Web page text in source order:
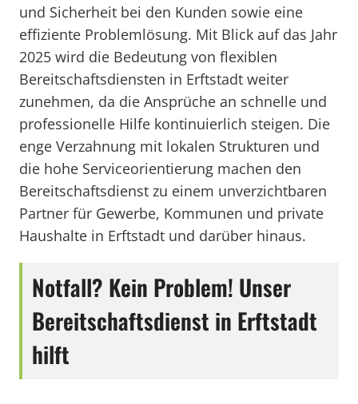
und Sicherheit bei den Kunden sowie eine
effiziente Problemlösung. Mit Blick auf das Jahr
2025 wird die Bedeutung von flexiblen
Bereitschaftsdiensten in Erftstadt weiter
zunehmen, da die Ansprüche an schnelle und
professionelle Hilfe kontinuierlich steigen. Die
enge Verzahnung mit lokalen Strukturen und
die hohe Serviceorientierung machen den
Bereitschaftsdienst zu einem unverzichtbaren
Partner für Gewerbe, Kommunen und private
Haushalte in Erftstadt und darüber hinaus.
Notfall? Kein Problem! Unser
Bereitschaftsdienst in Erftstadt
hilft